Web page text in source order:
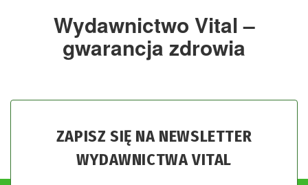
Wydawnictwo Vital –
gwarancja zdrowia
ZAPISZ SIĘ NA NEWSLETTER
WYDAWNICTWA VITAL